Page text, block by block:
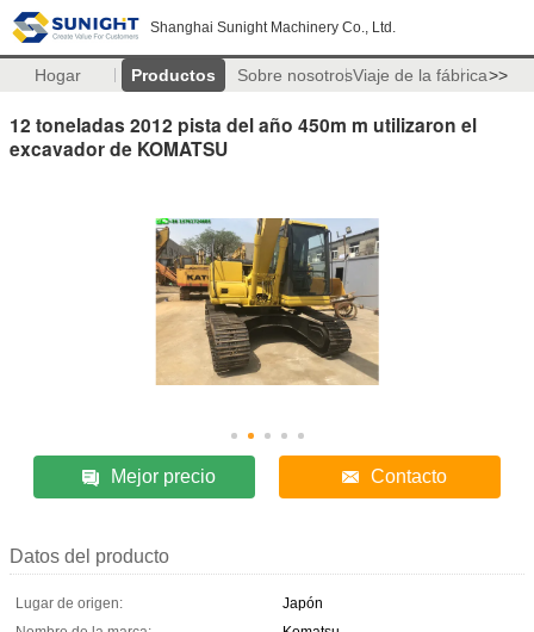
Shanghai Sunight Machinery Co., Ltd.
Hogar Productos Sobre nosotrosViaje de la fábrica>>
12 toneladas 2012 pista del año 450m m utilizaron el
excavador de KOMATSU
Mejor precio Contacto
Datos del producto
Lugar de origen:
Japón